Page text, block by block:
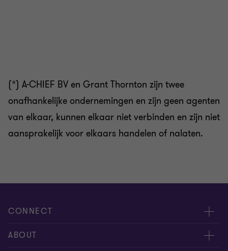
(*) A-CHIEF BV en Grant Thornton zijn twee
onafhankelijke ondernemingen en zijn geen agenten
van elkaar, kunnen elkaar niet verbinden en zijn niet
aansprakelijk voor elkaars handelen of nalaten.
CONNECT
Contacteer ons
ABOUT